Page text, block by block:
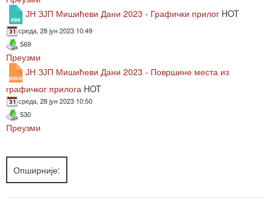
ЈН ЗЈП Мишићеви Дани 2023 - Графички прилог HOT
среда, 28 јун 2023 10:49
569
Преузми
ЈН ЗЈП Мишићеви Дани 2023 - Површине места из
графичког прилога HOT
среда, 28 јун 2023 10:50
530
Преузми
Опширније: